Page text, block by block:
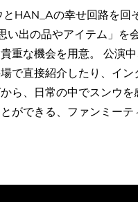
HAN_Aの幸せ回路を回
い出の品やアイテム」を
重な機会を用意。 公演
で直接紹介したり、イン
ら、日常の中でスンウ
ができる、ファンミー